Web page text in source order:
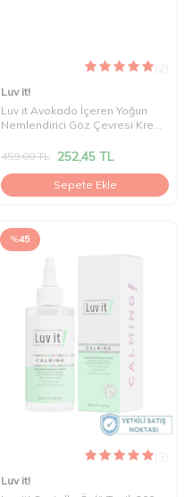
Luv it!
Luv it Avokado İçeren Yoğun
Nemlendirici Göz Çevresi Kremi
459,00TL 252,45 TL
Sepete Ekle
%45
Luv it!